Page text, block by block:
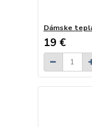
Dámske
19 €